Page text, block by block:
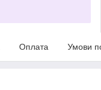
Оплата Умови